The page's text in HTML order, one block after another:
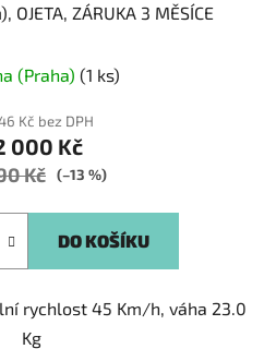
ZÁRUKA 3 MĚSÍCE
(Praha) (1 ks)
Kč bez DPH
000 Kč
Kč (–13 %)
DO KOŠÍKU
rychlost 45 Km/h, váha 23.0
Kg